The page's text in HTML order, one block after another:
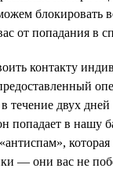
блокировать
от попадания в
контакту
течение двух
попадает в нашу
которая
— они вас не